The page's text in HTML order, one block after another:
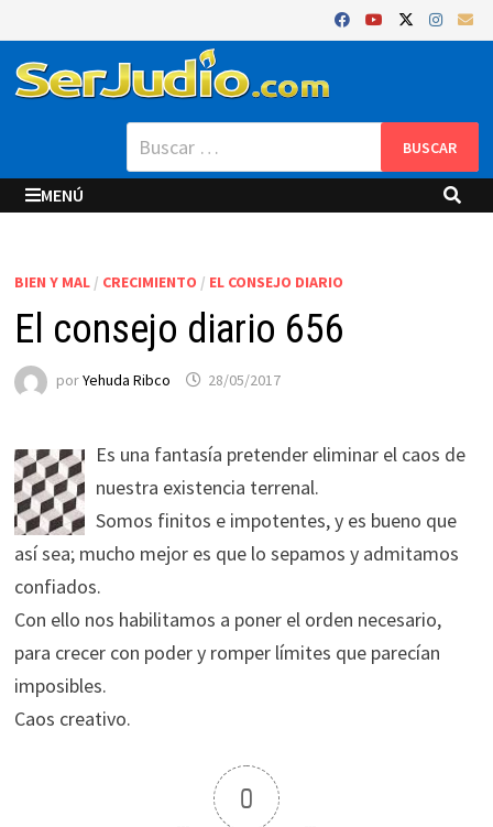
al
contenido
Buscar:
MENÚ
BIEN Y MAL/ CRECIMIENTO / EL CONSEJO DIARIO
El consejo diario 656
porYehuda Ribco 28/05/2017
Es una fantasía pretender eliminar el caos de
nuestra existencia terrenal.
Somos finitos e impotentes, y es bueno que
así sea; mucho mejor es que lo sepamos y admitamos
confiados.
Con ello nos habilitamos a poner el orden necesario,
para crecer con poder y romper límites que parecían
imposibles.
Caos creativo.
0